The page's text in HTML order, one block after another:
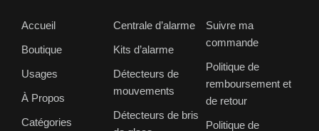
Accueil
Boutique
Usages
À Propos
Catégories
Centrale d’alarme
Kits d’alarme
Détecteurs de
mouvements
Détecteurs de bris
Suivre ma
commande
Politique de
remboursement et
de retour
Politique de